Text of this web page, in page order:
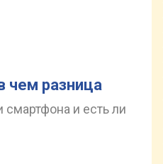
чем разница
и есть ли